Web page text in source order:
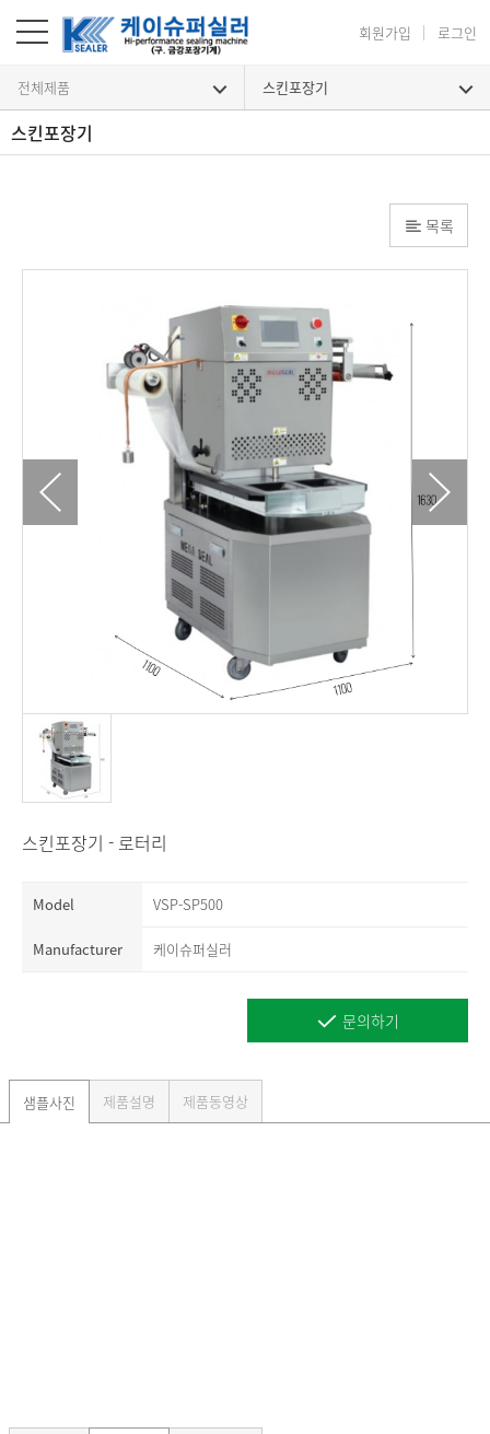
회원가입 로그인
전체제품 스킨포장기
스킨포장기
목록
스킨포장기 - 로터리
Model
Number
VSP-SP500
Manufacturer 케이슈퍼실러
문의하기
샘플사진 제품설명 제품동영상